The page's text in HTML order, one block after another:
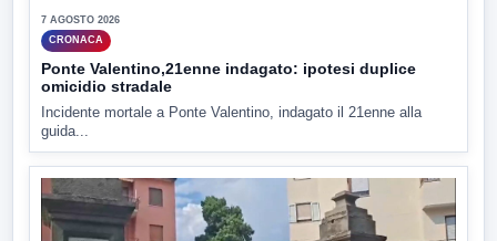
7 AGOSTO 2026
CRONACA
Ponte Valentino,21enne indagato: ipotesi duplice
omicidio stradale
Incidente mortale a Ponte Valentino, indagato il 21enne alla
guida...